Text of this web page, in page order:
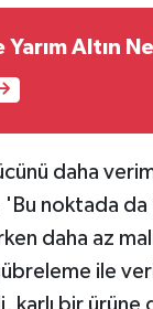
Altın
daha
'Bu noktada
daha az
ile
karlı bir